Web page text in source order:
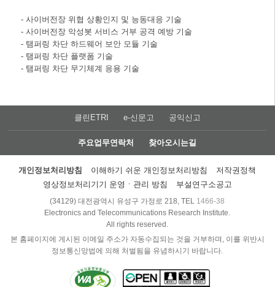
- 사이버전장 위협 상황인지 및 능동대응 기술
- 사이버전장 악성봇 서비스 거부 공격 예방 기술
- 탬퍼링 차단 하드웨어 보안 모듈 기술
- 탬퍼링 차단 플랫폼 기술
- 탬퍼링 차단 무기체계 응용 기술
클린ETRI e-신문고 공익신고
주요업무연락처 찾아오시는길
개인정보처리방침 이해하기 쉬운 개인정보처리방침
저작권정책
영상정보처리기기 운영ㆍ관리 방침
부설연구소공고
(34129) 대전광역시 유성구 가정로 218, TEL 1466-38
Electronics and Telecommunications Research Institute.
All rights reserved.
본 홈페이지에 게시된 이메일 주소가 자동수집되는 것을 거부하며, 이를 위반시
정보통신망법에 의해 처벌됨을 유념하시기 바랍니다.